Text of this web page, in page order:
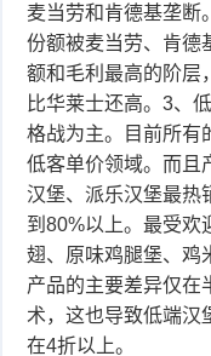
麦当劳和肯德基垄断
份额被麦当劳、肯德
额和毛利最高的阶层
比华莱士还高。3、
格战为主。目前所有
低客单价领域。而且
汉堡、派乐汉堡最热
到80%以上。最受欢
翅、原味鸡腿堡、鸡
产品的主要差异仅在
术，这也导致低端汉
在4折以上。